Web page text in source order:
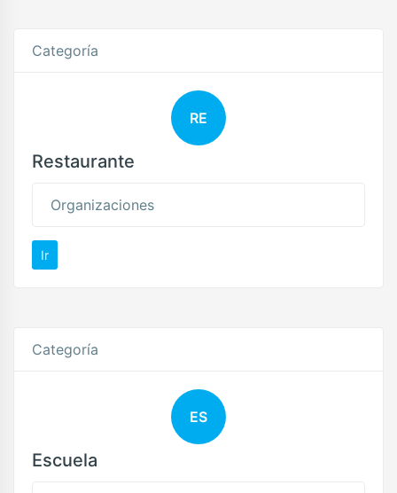
Categoría
RE
Restaurante
Organizaciones
Ir
Categoría
ES
Escuela